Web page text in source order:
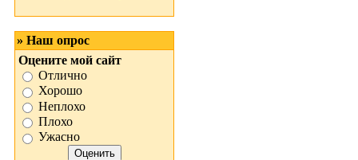
» Наш опрос
Оцените мой сайт
Отлично
Хорошо
Неплохо
Плохо
Ужасно